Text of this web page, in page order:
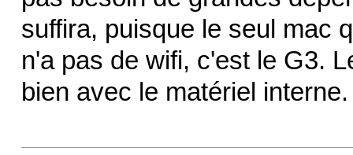
suffira, puisque le seul mac
n'a pas de wifi, c'est le G3.
bien avec le matériel interne.